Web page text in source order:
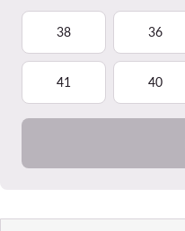
38 36
41 40